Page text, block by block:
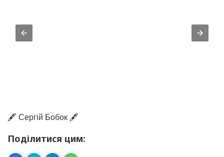
🖋️ Сергій Бобок 🖋️
Поділитися цим: